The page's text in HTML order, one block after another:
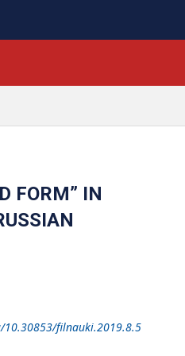
FORM” IN
filnauki.2019.8.5